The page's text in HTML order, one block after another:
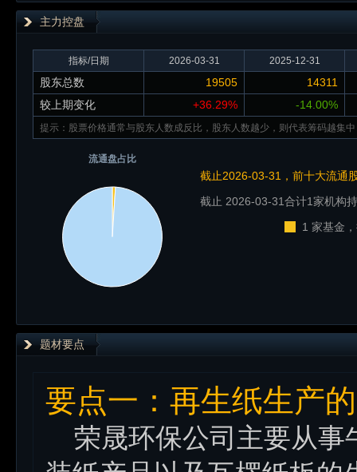
主力控盘
指标/日期 2026-03-31 2025-12-31
股东总数 19505
14311
较上期变化
+36.29% -14.00%
提示：股票价格通常与股东人数成反比，股东人数越少，则代表筹码越集
流通盘占比
截止2026-03-31，前十大流通
截止 2026-03-31合计1家机构
1 家基金
题材要点
要点一：再生纸生产
荣晟环保公司主要从事